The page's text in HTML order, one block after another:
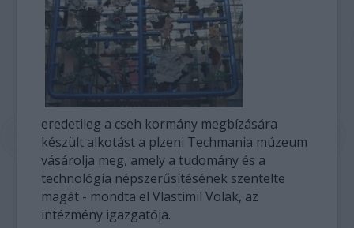
eredetileg a cseh kormány megbízására
készült alkotást a plzeni Techmania múzeum
vásárolja meg, amely a tudomány és a
technológia népszerűsítésének szentelte
magát - mondta el Vlastimil Volak, az
intézmény igazgatója.